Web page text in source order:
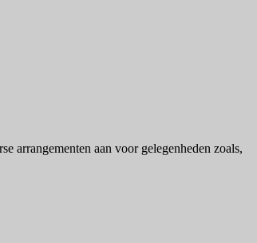
arrangementen aan voor gelegenheden zoals,